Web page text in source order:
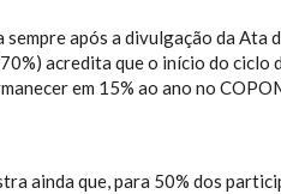
sempre após a divulgação da
acredita que o início do ciclo
em 15% ao ano no
ainda que, para 50% dos